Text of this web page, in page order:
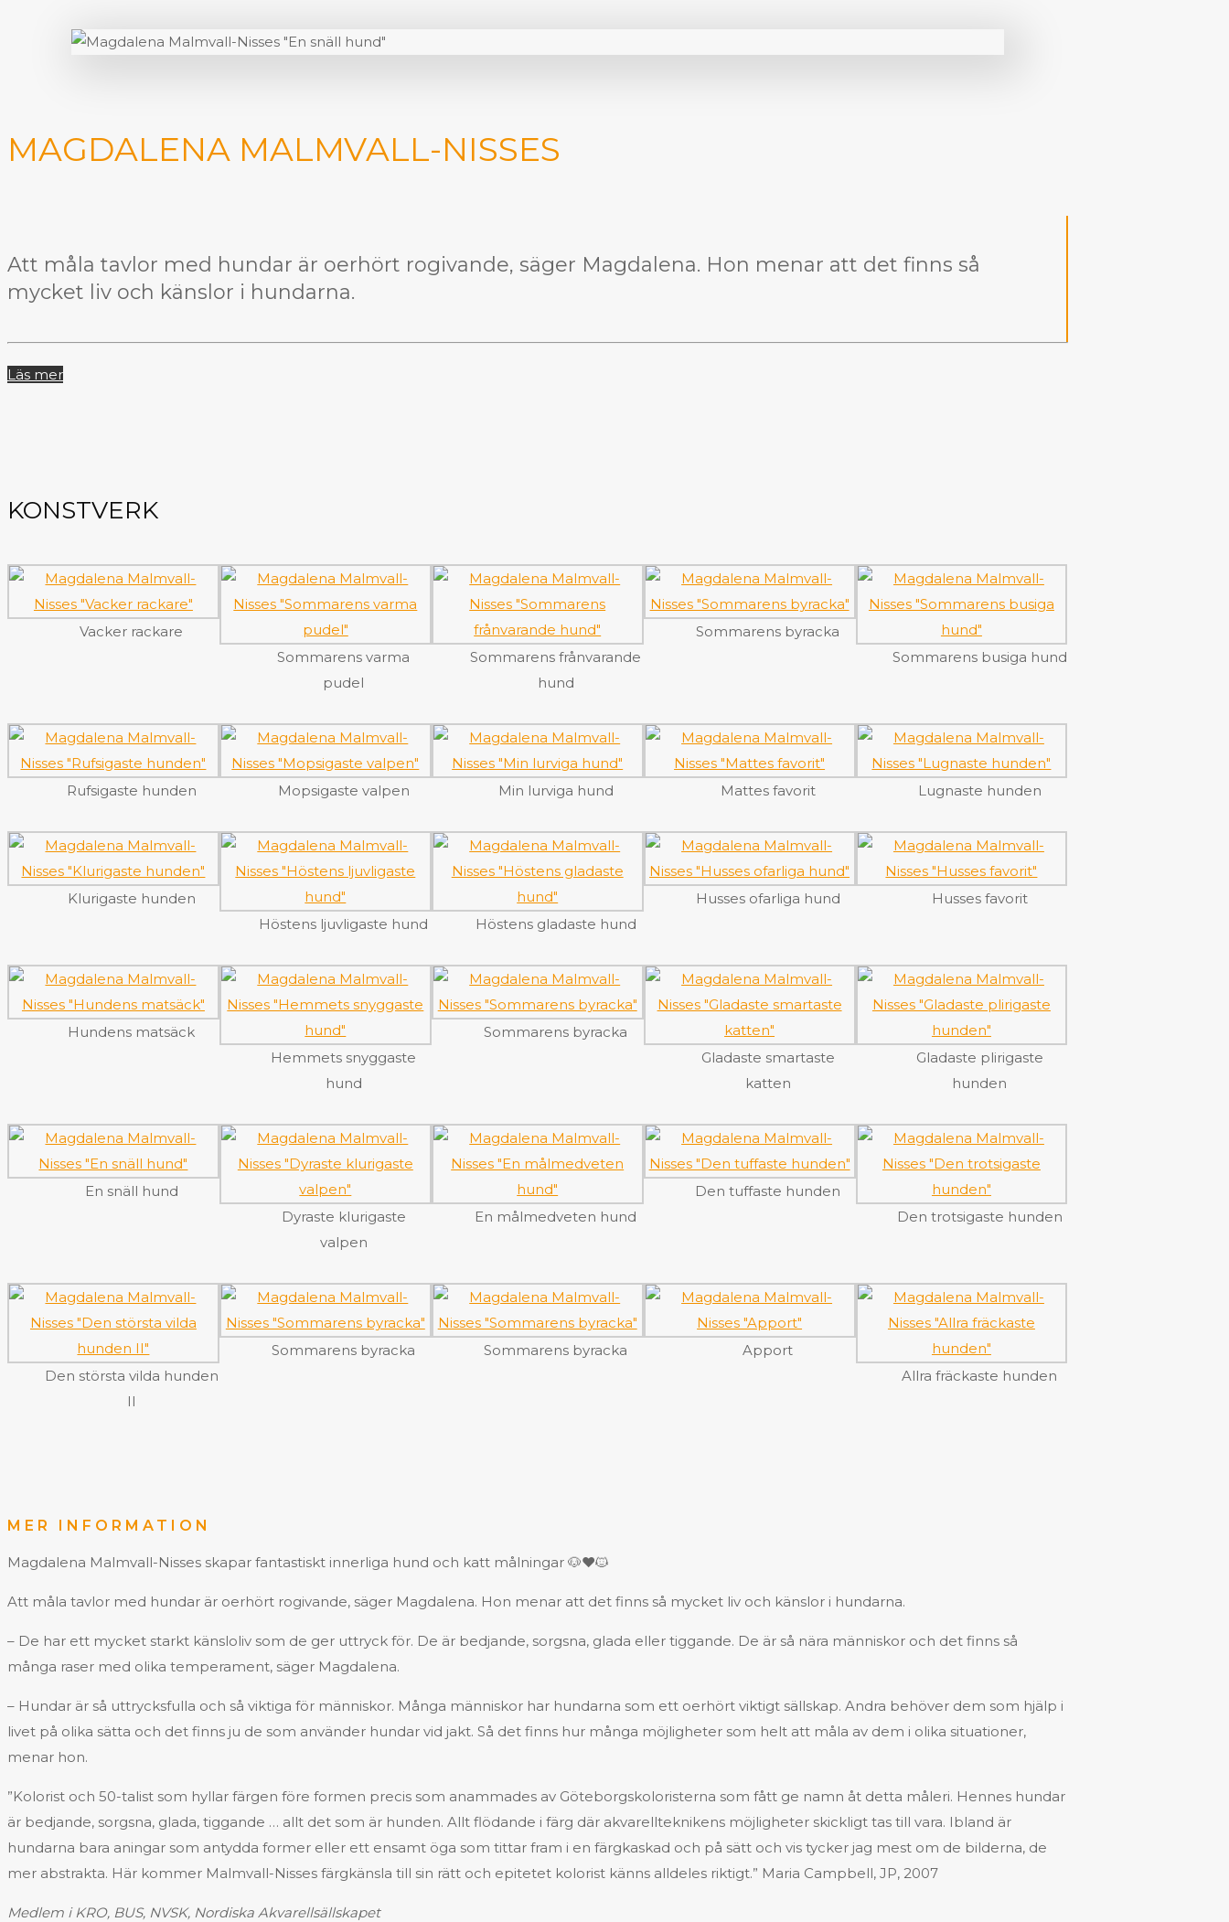
MAGDALENA MALMVALL-NISSES
Att måla tavlor med hundar är oerhört rogivande, säger Magdalena. Hon menar att det finns så
mycket liv och känslor i hundarna.
Läs mer
KONSTVERK
Vacker rackare
Sommarens varma
pudel
Sommarens frånvarande
hund
Sommarens byracka
Sommarens busiga hund
Rufsigaste hunden Mopsigaste valpen Min lurviga hund Mattes favorit Lugnaste hunden
Klurigaste hunden
Höstens ljuvligaste hund
Höstens gladaste hund
Husses ofarliga hund Husses favorit
Hundens matsäck
Hemmets snyggaste
hund
Sommarens byracka
Gladaste smartaste
katten
Gladaste plirigaste
hunden
En snäll hund
Dyraste klurigaste
valpen
En målmedveten hund
Den tuffaste hunden
Den trotsigaste hunden
Den största vilda hunden
II
Sommarens byracka Sommarens byracka
Apport
Allra fräckaste hunden
MER INFORMATION
Magdalena Malmvall-Nisses skapar fantastiskt innerliga hund och katt målningar 🐶❤️🐱
Att måla tavlor med hundar är oerhört rogivande, säger Magdalena. Hon menar att det finns så mycket liv och känslor i hundarna.
– De har ett mycket starkt känsloliv som de ger uttryck för. De är bedjande, sorgsna, glada eller tiggande. De är så nära människor och det finns så
många raser med olika temperament, säger Magdalena.
– Hundar är så uttrycksfulla och så viktiga för människor. Många människor har hundarna som ett oerhört viktigt sällskap. Andra behöver dem som hjälp i
livet på olika sätta och det finns ju de som använder hundar vid jakt. Så det finns hur många möjligheter som helt att måla av dem i olika situationer,
menar hon.
”Kolorist och 50-talist som hyllar färgen före formen precis som anammades av Göteborgskoloristerna som fått ge namn åt detta måleri. Hennes hundar
är bedjande, sorgsna, glada, tiggande … allt det som är hunden. Allt flödande i färg där akvarellteknikens möjligheter skickligt tas till vara. Ibland är
hundarna bara aningar som antydda former eller ett ensamt öga som tittar fram i en färgkaskad och på sätt och vis tycker jag mest om de bilderna, de
mer abstrakta. Här kommer Malmvall-Nisses färgkänsla till sin rätt och epitetet kolorist känns alldeles riktigt.” Maria Campbell, JP, 2007
Medlem i KRO, BUS, NVSK, Nordiska Akvarellsällskapet